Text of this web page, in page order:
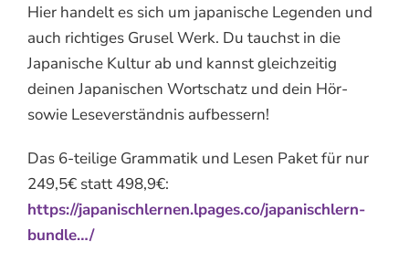
Hier handelt es sich um japanische Legenden und
auch richtiges Grusel Werk. Du tauchst in die
Japanische Kultur ab und kannst gleichzeitig
deinen Japanischen Wortschatz und dein Hör-
sowie Leseverständnis aufbessern!
Das 6-teilige Grammatik und Lesen Paket für nur
249,5€ statt 498,9€:
https://japanischlernen.lpages.co/japanischlern-
bundle…/